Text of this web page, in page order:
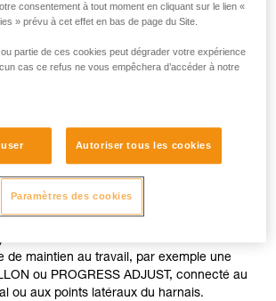
différenciés :
de maintien au travail, par exemple une
ou PROGRESS ADJUST, connecté au
ou aux points latéraux du harnais.
consentement à tout moment en cliquant sur le lien «
» prévu à cet effet en bas de page du Site.
partie de ces cookies peut dégrader votre expérience
cas ce refus ne vous empêchera d’accéder à notre
Autoriser tous les cookies
Paramètres des cookies